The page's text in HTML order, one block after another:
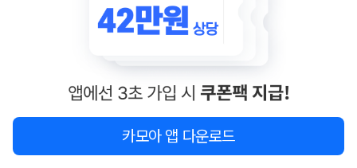
카모아 앱 다운로드